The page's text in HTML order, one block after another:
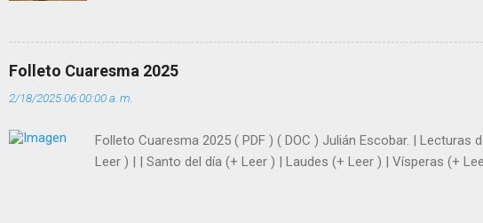
que los demás se sientan acompañados y protegidos por
pero tú me das la savia para que al menos mis ramas y hojas
”. - ¿Te sientes super hombre? - ¿Superas tu fragilidad con la
(+ Leer ) |
Folleto Cuaresma 2025
2/18/2025 06:00:00 a. m.
Folleto Cuaresma 2025 ( PDF ) ( DOC ) Julián Escobar. | Lecturas
Leer ) | | Santo del día (+ Leer ) | Laudes (+ Leer ) | Vísperas (+